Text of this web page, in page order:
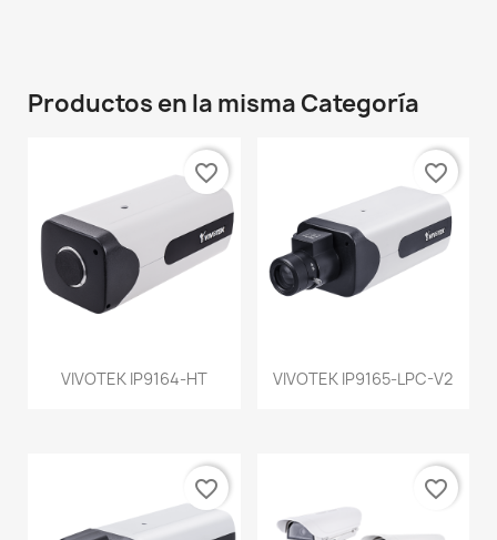
Productos en la misma Categoría
VIVOTEK IP9164-HT
favorite_border
VIVOTEK IP9165-LPC-V2
favorite_border
favorite_border favorite_border